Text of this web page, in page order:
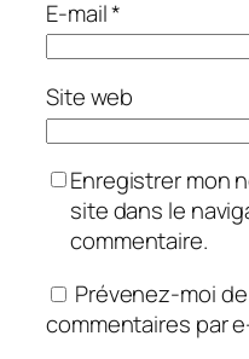
E-mail*
Site web
Enregistrer mon
site dans le
commentaire.
Prévenez-moi
commentaires par